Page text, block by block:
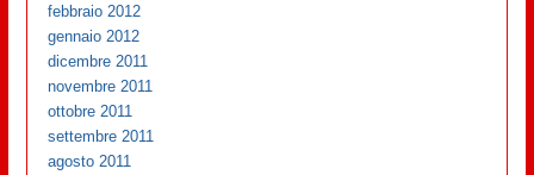
febbraio 2012
gennaio 2012
dicembre 2011
novembre 2011
ottobre 2011
settembre 2011
agosto 2011